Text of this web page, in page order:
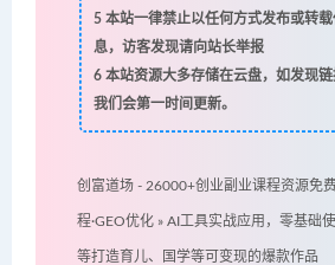
5本站一律禁止以任何方式发布或转载
息，访客发现请向站长举报
6本站资源大多存储在云盘，如发现链
我们会第一时间更新。
创富道场 - 26000+创业副业课程资源免
程·GEO优化 » AI工具实战应用，零基础
等打造育儿、国学等可变现的爆款作品